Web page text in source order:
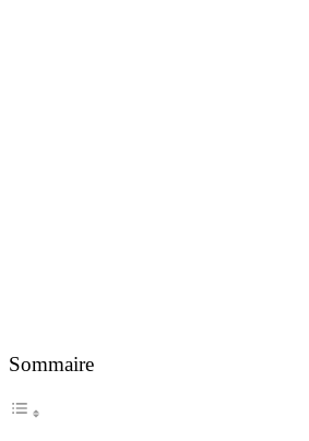
Sommaire